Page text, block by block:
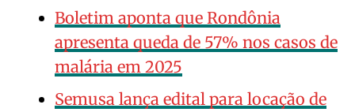
Boletim aponta que Rondônia
apresenta queda de 57% nos casos de
malária em 2025
Semusa lança edital para locação de